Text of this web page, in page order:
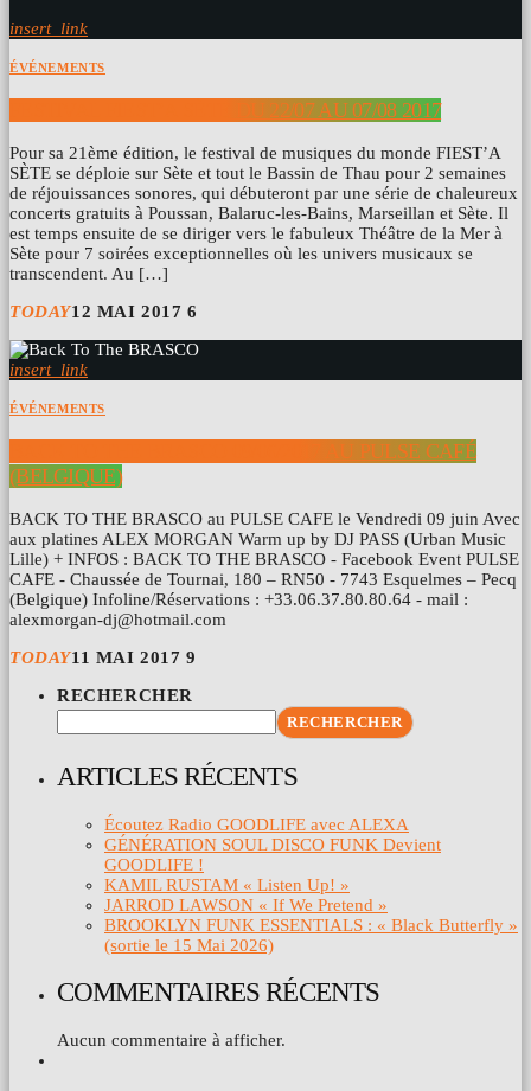
insert_link
ÉVÉNEMENTS
FESTIVAL FIEST’A SÈTE DU 22/07 AU 07/08 2017
Pour sa 21ème édition, le festival de musiques du monde FIEST’A
SÈTE se déploie sur Sète et tout le Bassin de Thau pour 2 semaines
de réjouissances sonores, qui débuteront par une série de chaleureux
concerts gratuits à Poussan, Balaruc-les-Bains, Marseillan et Sète. Il
est temps ensuite de se diriger vers le fabuleux Théâtre de la Mer à
Sète pour 7 soirées exceptionnelles où les univers musicaux se
transcendent. Au […]
TODAY12 MAI 2017 6
insert_link
ÉVÉNEMENTS
BACK TO THE BRASCO 09/06/2017 AU PULSE CAFÉ
(BELGIQUE)
BACK TO THE BRASCO au PULSE CAFE le Vendredi 09 juin Avec
aux platines ALEX MORGAN Warm up by DJ PASS (Urban Music
Lille) + INFOS : BACK TO THE BRASCO - Facebook Event PULSE
CAFE - Chaussée de Tournai, 180 – RN50 - 7743 Esquelmes – Pecq
(Belgique) Infoline/Réservations : +33.06.37.80.80.64 - mail :
alexmorgan-dj@hotmail.com
TODAY11 MAI 2017 9
RECHERCHER
RECHERCHER
ARTICLES RÉCENTS
Écoutez Radio GOODLIFE avec ALEXA
GÉNÉRATION SOUL DISCO FUNK Devient
GOODLIFE !
KAMIL RUSTAM « Listen Up! »
JARROD LAWSON « If We Pretend »
BROOKLYN FUNK ESSENTIALS : « Black Butterfly »
(sortie le 15 Mai 2026)
COMMENTAIRES RÉCENTS
Aucun commentaire à afficher.